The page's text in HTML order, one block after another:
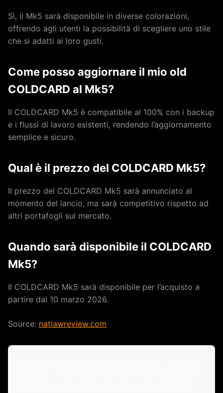
Sì, il Mk5 sarà disponibile in diverse colorazioni,
offrendo agli utenti la possibilità di scegliere uno stile
che si adatti ai loro gusti.
Come posso aggiornare il mio old
COLDCARD al Mk5?
Il COLDCARD Mk5 è compatibile al 100% con i backup
e i flussi di lavoro esistenti, rendendo l’aggiornamento
semplice e sicuro.
Qual è il prezzo del COLDCARD Mk5?
Il prezzo del COLDCARD Mk5 sarà annunciato al
momento del lancio, ma sarà competitivo rispetto ad
altri portafogli sul mercato.
Quando sarà disponibile il COLDCARD
Mk5?
Il COLDCARD Mk5 sarà disponibile per l’acquisto a
partire dal 10 marzo 2026.
Source: natlawreview.com